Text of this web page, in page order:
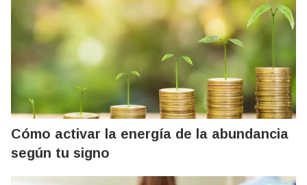
Cómo activar la energía de la abundancia
según tu signo